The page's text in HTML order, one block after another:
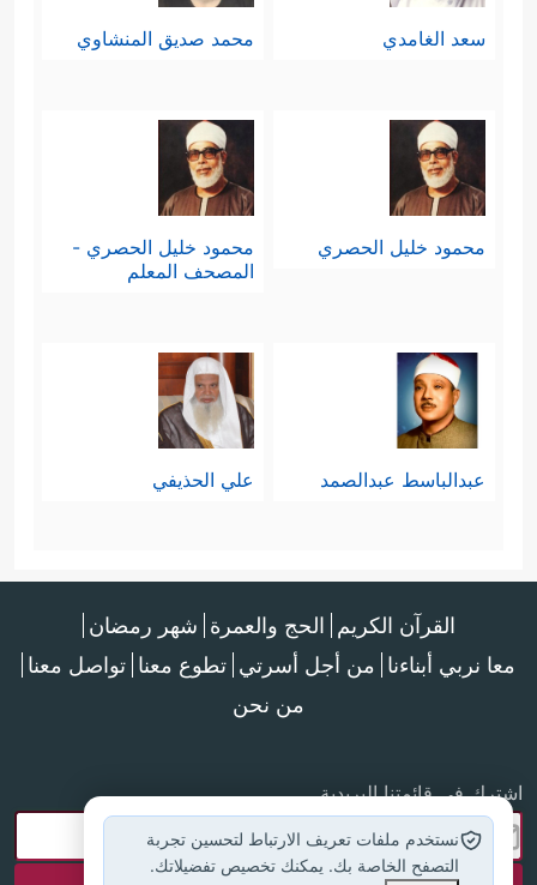
سعد الغامدي محمد صديق المنشاوي
محمود خليل الحصري
محمود خليل الحصري -
المصحف المعلم
عبدالباسط عبدالصمد علي الحذيفي
القرآن الكريم الحج والعمرة شهر رمضان
معا نربي أبناءنا من أجل أسرتي تطوع معنا تواصل معنا
من نحن
اشترك في قائمتنا البريدية
نستخدم ملفات تعريف الارتباط لتحسين تجربة
التصفح الخاصة بك. يمكنك تخصيص تفضيلاتك.